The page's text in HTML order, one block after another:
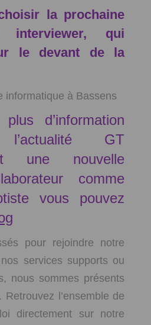
la prochaine
interviewer, qui
le devant de la
informatique à Bassens
d’information
l’actualité GT
une nouvelle
comme
vous pouvez
pour rejoindre notre
services supports ou
nous sommes présents
l’ensemble de
directement sur notre